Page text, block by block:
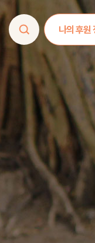
나의 후원